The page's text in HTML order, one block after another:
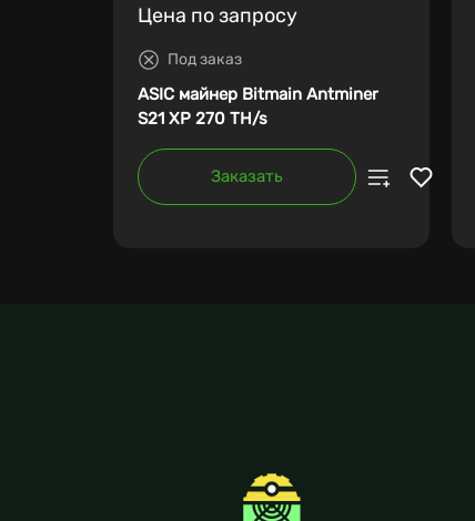
Цена по запросу
Под заказ
ASIC майнер Bitmain Antminer
S21 XP 270 TH/s
Заказать